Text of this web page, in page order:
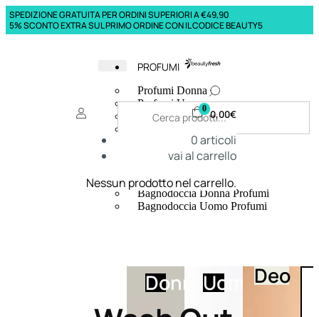
SPEDIZIONE GRATUITA PER ORDINI SUPERIORI A €49,90
5% SCONTO EXTRA SUL PRIMO ORDINE CON IL CODICE BEAUTY5
PROFUMI
Profumi Donna
Profumi Uomo
Deodoranti Donna
Corpo Donna
Corpo Uomo
Creme Mani
Bagnodoccia Donna Profumi
Bagnodoccia Uomo Profumi
DonnaUomoDeo
0 0,00€
0articoli
vai al carrello
Nessun prodotto nel carrello.